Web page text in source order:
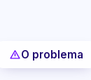
O problema